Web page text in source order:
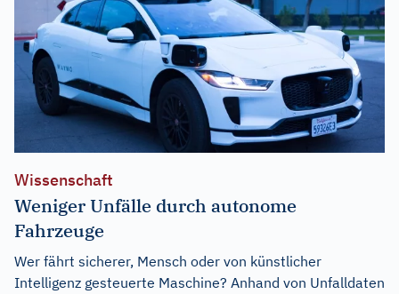
Wissenschaft
Weniger Unfälle durch autonome
Fahrzeuge
Wer fährt sicherer, Mensch oder von künstlicher
Intelligenz gesteuerte Maschine? Anhand von Unfalldaten